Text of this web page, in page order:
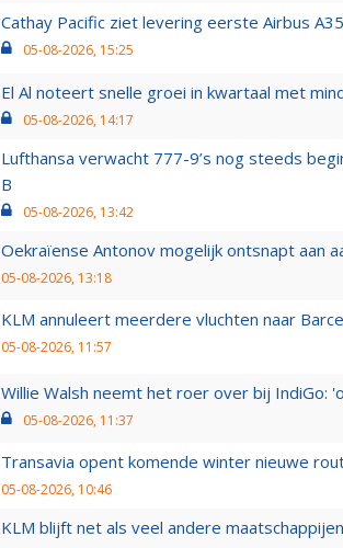
Cathay Pacific ziet levering eerste Airbus
05-08-2026, 15:25
El Al noteert snelle groei in kwartaal met
05-08-2026, 14:17
Lufthansa verwacht 777-9’s nog steeds
B
05-08-2026, 13:42
Oekraïense Antonov mogelijk ontsnapt aan
05-08-2026, 13:18
KLM annuleert meerdere vluchten naar
05-08-2026, 11:57
Willie Walsh neemt het roer over bij IndiGo:
05-08-2026, 11:37
Transavia opent komende winter nieuwe
05-08-2026, 10:46
KLM blijft net als veel andere